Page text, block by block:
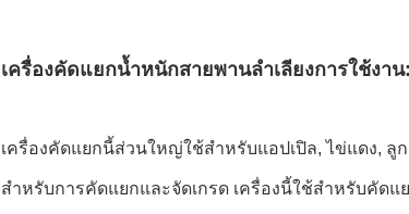
เครื่องคัดแยกน้ำหนักสายพานลำเลียงการใช้งาน:
เครื่องคัดแยกนี้ส่วนใหญ่ใช้สำหรับแอปเปิล, ไข่แดง, ลู
สำหรับการคัดแยกและจัดเกรด เครื่องนี้ใช้สำหรับคัด